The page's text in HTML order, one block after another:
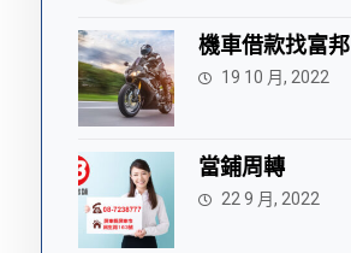
機車借款找富邦
19 10 月, 2022
當鋪周轉
22 9 月, 2022